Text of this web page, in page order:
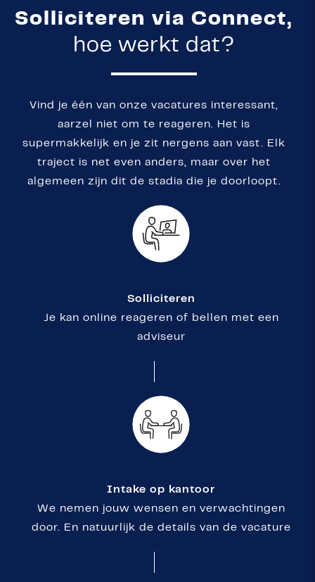
Solliciteren via Connect,
hoe werkt dat?
Vind je één van onze vacatures interessant,
aarzel niet om te reageren. Het is
supermakkelijk en je zit nergens aan vast. Elk
traject is net even anders, maar over het
algemeen zijn dit de stadia die je doorloopt.
Solliciteren
Je kan online reageren of bellen met een
adviseur
Intake op kantoor
We nemen jouw wensen en verwachtingen
door. En natuurlijk de details van de vacature